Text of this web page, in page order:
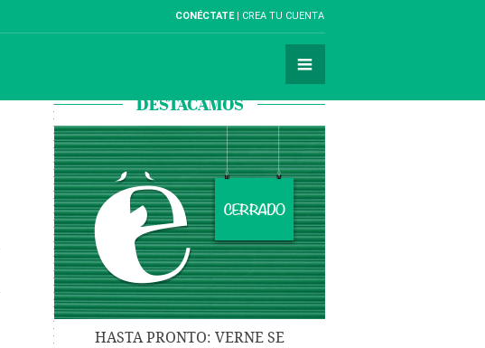
CONÉCTATE CREA TU CUENTA
DESTACAMOS
HASTA PRONTO: VERNE SE